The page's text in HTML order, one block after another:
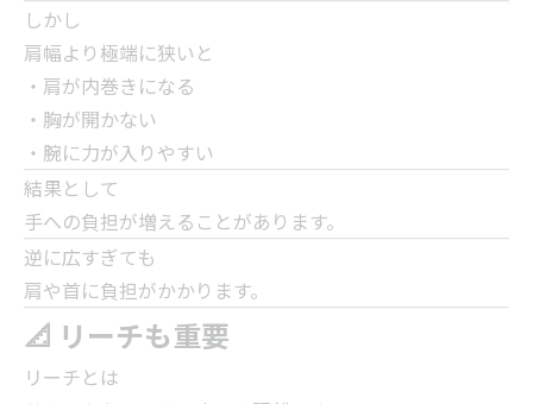
しかし
肩幅より極端に狭いと
・肩が内巻きになる
・胸が開かない
・腕に力が入りやすい
結果として
手への負担が増えることがあります。
逆に広すぎても
肩や首に負担がかかります。
📐 リーチも重要
リーチとは